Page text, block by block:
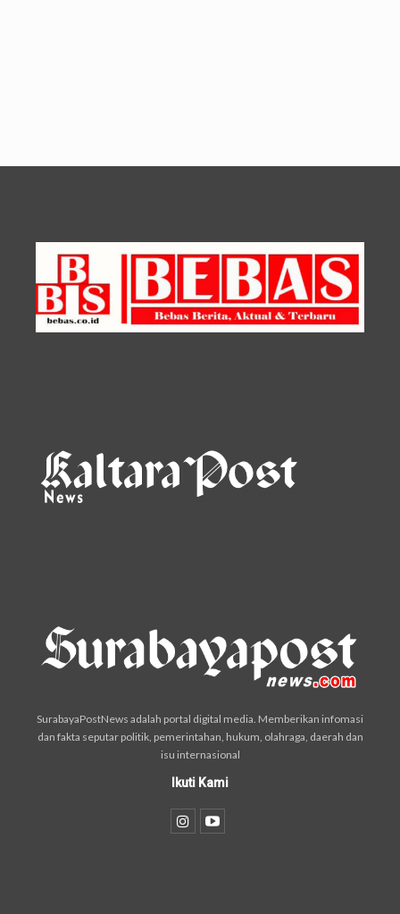
SurabayaPostNews adalah portal digital media. Memberikan infomasi
dan fakta seputar politik, pemerintahan, hukum, olahraga, daerah dan
isu internasional
Ikuti Kami